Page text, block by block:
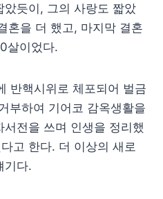
듯이, 그의 사랑도 짧았
혼을 더 했고, 마지막 결혼
살이었다.
반핵시위로 체포되어 벌금
부하여 기어코 감옥생활을
전을 쓰며 인생을 정리했
고 한다. 더 이상의 새로
기다.